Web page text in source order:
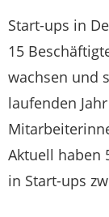
Start-ups in
15
wachsen und
laufenden
Aktuell haben
in Start-ups